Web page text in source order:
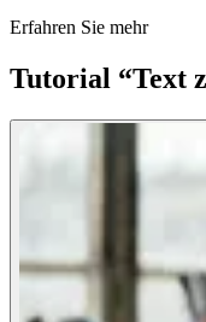
Erfahren Sie mehr
Tutorial “Text